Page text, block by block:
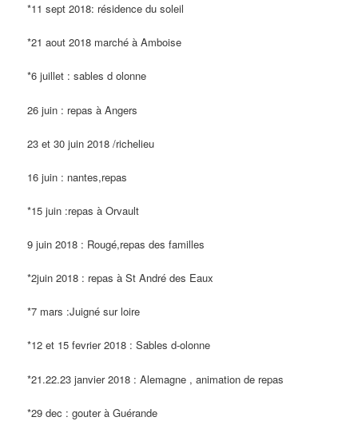
*11 sept 2018: résidence du soleil
*21 aout 2018 marché à Amboise
*6 juillet : sables d olonne
26 juin : repas à Angers
23 et 30 juin 2018 /richelieu
16 juin : nantes,repas
*15 juin :repas à Orvault
9 juin 2018 : Rougé,repas des familles
*2juin 2018 : repas à St André des Eaux
*7 mars :Juigné sur loire
*12 et 15 fevrier 2018 : Sables d-olonne
*21.22.23 janvier 2018 : Alemagne , animation de repas
*29 dec : gouter à Guérande